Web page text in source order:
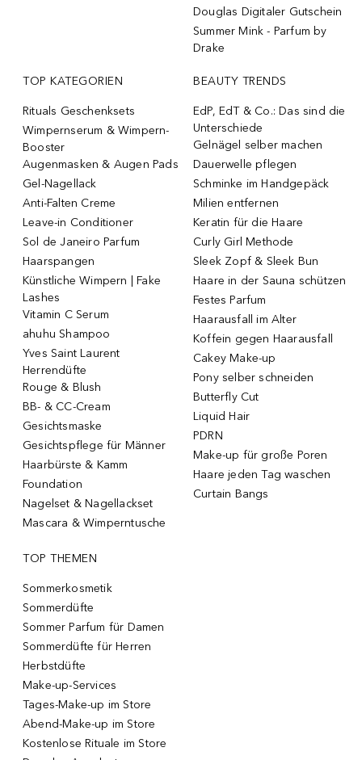
Douglas Digitaler Gutschein
Summer Mink - Parfum by
Drake
TOP KATEGORIEN
Rituals Geschenksets
Wimpernserum & Wimpern-
Booster
Augenmasken & Augen Pads
Gel-Nagellack
Anti-Falten Creme
Leave-in Conditioner
Sol de Janeiro Parfum
Haarspangen
Künstliche Wimpern | Fake
Lashes
Vitamin C Serum
ahuhu Shampoo
Yves Saint Laurent
Herrendüfte
Rouge & Blush
BB- & CC-Cream
Gesichtsmaske
Gesichtspflege für Männer
Haarbürste & Kamm
Foundation
Nagelset & Nagellackset
Mascara & Wimperntusche
BEAUTY TRENDS
EdP, EdT & Co.: Das sind die
Unterschiede
Gelnägel selber machen
Dauerwelle pflegen
Schminke im Handgepäck
Milien entfernen
Keratin für die Haare
Curly Girl Methode
Sleek Zopf & Sleek Bun
Haare in der Sauna schützen
Festes Parfum
Haarausfall im Alter
Koffein gegen Haarausfall
Cakey Make-up
Pony selber schneiden
Butterfly Cut
Liquid Hair
PDRN
Make-up für große Poren
Haare jeden Tag waschen
Curtain Bangs
TOP THEMEN
Sommerkosmetik
Sommerdüfte
Sommer Parfum für Damen
Sommerdüfte für Herren
Herbstdüfte
Make-up-Services
Tages-Make-up im Store
Abend-Make-up im Store
Kostenlose Rituale im Store